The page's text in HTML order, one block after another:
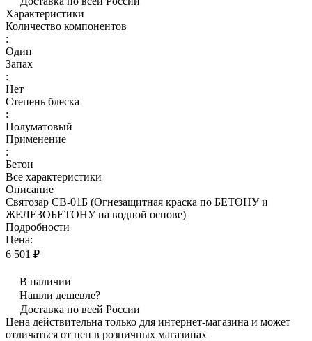
Характеристики
Количество компонентов
:
Один
Запах
:
Нет
Степень блеска
:
Полуматовый
Применение
:
Бетон
Все характеристики
Описание
Святозар СВ-01Б (Огнезащитная краска по БЕТОНУ и
ЖЕЛЕЗОБЕТОНУ на водной основе)
Подробности
Цена:
6 501 ₽
В наличии
Нашли дешевле?
Доставка по всей России
Цена действительна только для интернет-магазина и может
отличаться от цен в розничных магазинах